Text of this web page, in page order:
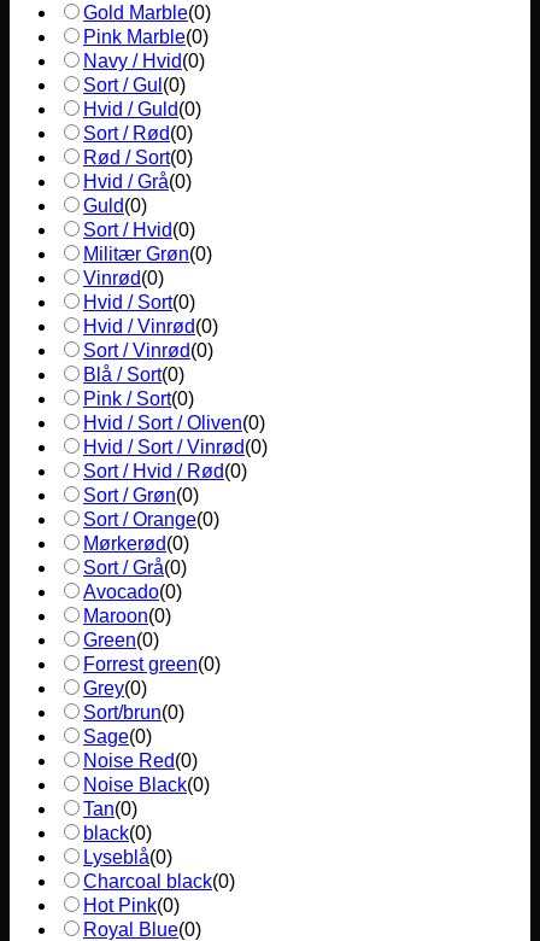
Gold Marble(0)
Pink Marble(0)
Navy / Hvid(0)
Sort / Gul (0)
Hvid / Guld(0)
Sort / Rød(0)
Rød / Sort(0)
Hvid / Grå(0)
Guld(0)
Sort / Hvid(0)
Militær Grøn(0)
Vinrød(0)
Hvid / Sort(0)
Hvid / Vinrød(0)
Sort / Vinrød(0)
Blå / Sort(0)
Pink / Sort(0)
Hvid / Sort / Oliven(0)
Hvid / Sort / Vinrød(0)
Sort / Hvid / Rød(0)
Sort / Grøn(0)
Sort / Orange(0)
Mørkerød(0)
Sort / Grå(0)
Avocado(0)
Maroon(0)
Green(0)
Forrest green(0)
Grey(0)
Sort/brun(0)
Sage(0)
Noise Red(0)
Noise Black(0)
Tan(0)
black(0)
Lyseblå(0)
Charcoal black(0)
Hot Pink(0)
Royal Blue(0)